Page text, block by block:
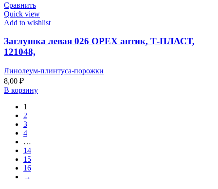
Сравнить
Quick view
Add to wishlist
Заглушка левая 026 ОРЕХ антик, Т-ПЛАСТ,
121048,
Линолеум-плинтуса-порожки
8,00 ₽
В корзину
1
2
3
4
…
14
15
16
→